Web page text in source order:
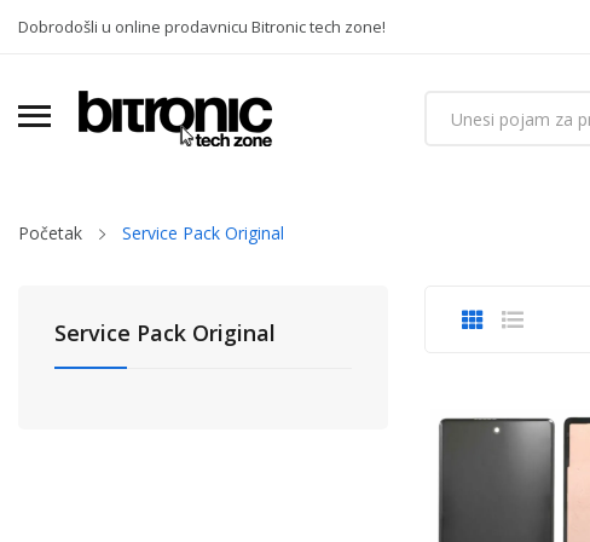
Dobrodošli u online prodavnicu Bitronic tech zone!
Početak Service Pack Original
Service Pack Original